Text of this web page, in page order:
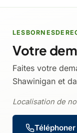
Votre
Faites votre
Shawinigan et
Localisation de
Téléphoner